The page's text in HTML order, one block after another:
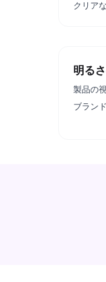
クリア
明る
製品の
ブラン